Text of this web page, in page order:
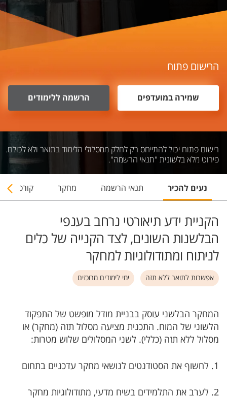
הרישום פתוח
שמירה במועדפים הרשמה ללימודים
רישום פתוח יכול להתייחס רק לחלק ממסלולי הלימוד בתואר ולא לכולם.
פירוט מלא בלשונית "תנאי הרשמה".
נעים להכיר תנאי הרשמה מחקר קורסים
הקניית ידע תיאורטי נרחב בענפי
הבלשנות השונים, לצד הקנייה של כלים
לניתוח ומתודולוגיות למחקר
אפשרות לתואר ללא תזה ימי לימודים מרוכזים
המחקר הבלשני עוסק בבניית מודל מופשט של התפקוד
הלשוני של המוח. התכנית מציעה מסלול תזה (מחקר) או
מסלול ללא תזה (כללי). לשני המסלולים שלוש מטרות:
1. לחשוף את הסטודנטים לנושאי מחקר עדכניים בתחום
2. לערב את התלמידים בשיח מדעי, מתודולוגיות מחקר